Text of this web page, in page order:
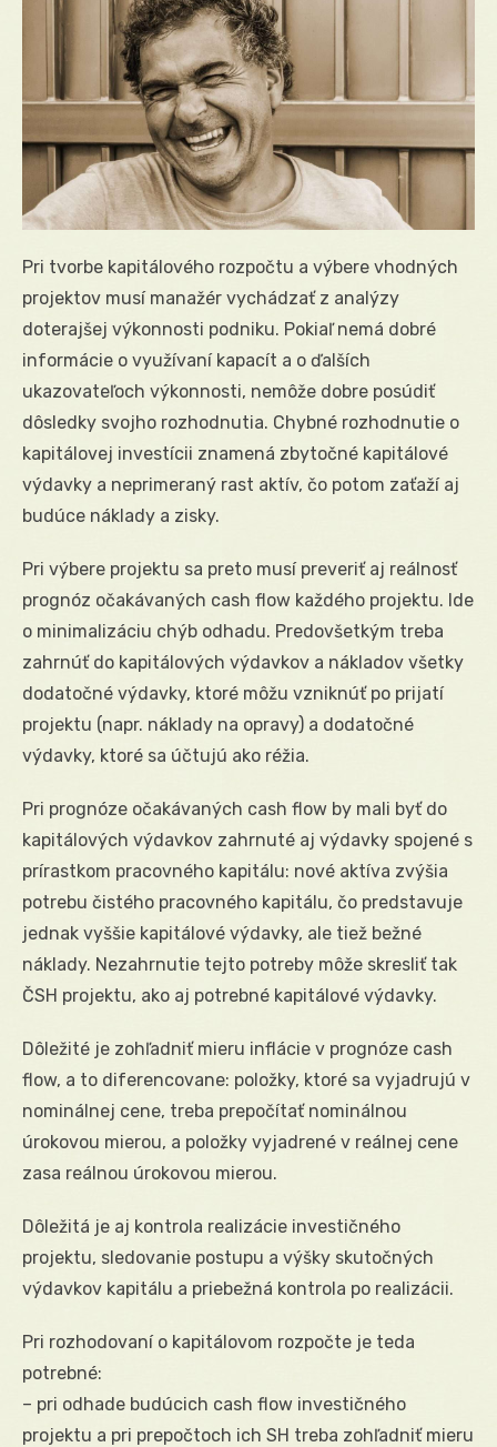
Pri tvorbe kapitálového rozpočtu a výbere vhodných
projektov musí manažér vychádzať z analýzy
doterajšej výkonnosti podniku. Pokiaľ nemá dobré
informácie o využívaní kapacít a o ďalších
ukazovateľoch výkonnosti, nemôže dobre posúdiť
dôsledky svojho rozhodnutia. Chybné rozhodnutie o
kapitálovej investícii znamená zbytočné kapitálové
výdavky a neprimeraný rast aktív, čo potom zaťaží aj
budúce náklady a zisky.
Pri výbere projektu sa preto musí preveriť aj reálnosť
prognóz očakávaných cash flow každého projektu. Ide
o minimalizáciu chýb odhadu. Predovšetkým treba
zahrnúť do kapitálových výdavkov a nákladov všetky
dodatočné výdavky, ktoré môžu vzniknúť po prijatí
projektu (napr. náklady na opravy) a dodatočné
výdavky, ktoré sa účtujú ako réžia.
Pri prognóze očakávaných cash flow by mali byť do
kapitálových výdavkov zahrnuté aj výdavky spojené s
prírastkom pracovného kapitálu: nové aktíva zvýšia
potrebu čistého pracovného kapitálu, čo predstavuje
jednak vyššie kapitálové výdavky, ale tiež bežné
náklady. Nezahrnutie tejto potreby môže skresliť tak
ČSH projektu, ako aj potrebné kapitálové výdavky.
Dôležité je zohľadniť mieru inflácie v prognóze cash
flow, a to diferencovane: položky, ktoré sa vyjadrujú v
nominálnej cene, treba prepočítať nominálnou
úrokovou mierou, a položky vyjadrené v reálnej cene
zasa reálnou úrokovou mierou.
Dôležitá je aj kontrola realizácie investičného
projektu, sledovanie postupu a výšky skutočných
výdavkov kapitálu a priebežná kontrola po realizácii.
Pri rozhodovaní o kapitálovom rozpočte je teda
potrebné:
– pri odhade budúcich cash flow investičného
projektu a pri prepočtoch ich SH treba zohľadniť mieru